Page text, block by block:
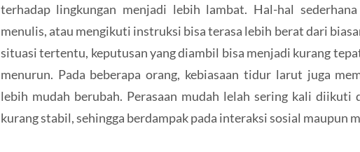
terhadap lingkungan menjadi lebih lambat. Hal-hal
menulis, atau mengikuti instruksi bisa terasa lebih berat dari
situasi tertentu, keputusan yang diambil bisa menjadi kurang
menurun. Pada beberapa orang, kebiasaan tidur larut juga
lebih mudah berubah. Perasaan mudah lelah sering kali diikuti
kurang stabil, sehingga berdampak pada interaksi sosial maupun